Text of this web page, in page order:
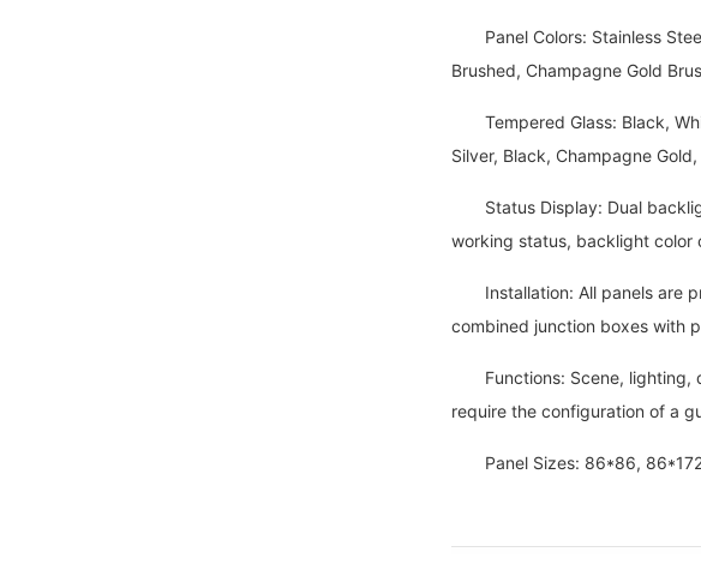
Panel Colors: Stainless
Brushed, Champagne Gold
Tempered Glass: Black,
Silver, Black, Champagne
Status Display: Dual
working status, backlight color
Installation: All panels are
combined junction boxes with
Functions: Scene, lighting,
require the configuration of a
Panel Sizes: 86*86,